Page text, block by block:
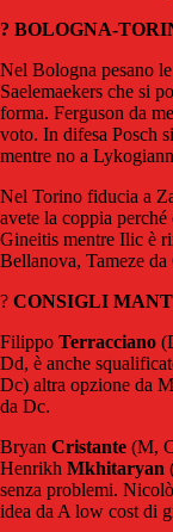
? BOLOGNA-
Nel Bologna pesano
Saelemaekers che si
forma. Ferguson da
voto. In difesa Posch
mentre no a
Nel Torino fiducia a
avete la coppia
Gineitis mentre Ilic è
Bellanova, Tameze
? CONSIGLI
Filippo Terracciano
Dd, è anche
Dc) altra opzione da
da Dc.
Bryan Cristante (M,
Henrikh Mkhitaryan
senza problemi. Nicolò
idea da A low cost di